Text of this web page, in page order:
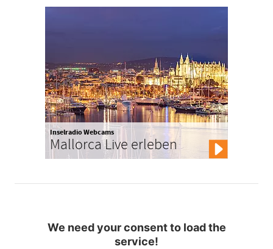
Inselradio Webcams
Mallorca Live erleben
We need your consent to load the
service!